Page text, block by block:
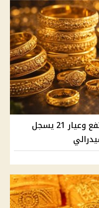
أسعار الذهب اليوم في مصر ترتفع وعيار 21 يسجل